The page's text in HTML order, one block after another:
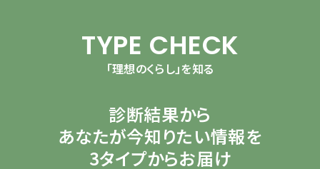
TYPE CHECK
「理想のくらし」を知る
診断結果から
あなたが今知りたい情報を
3タイプからお届け